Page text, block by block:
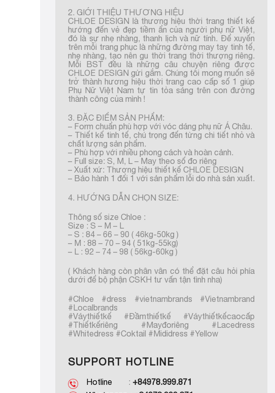
2. GIỚI THIỆU THƯƠNG HIỆU
CHLOE DESIGN là thương hiệu thời trang thiết kế
hướng đến vẻ đẹp tiềm ẩn của người phụ nữ Việt,
đó là sự nhẹ nhàng, thanh lịch và nữ tính. Để xuyến
trên mỗi trang phục là những đường may tay tinh tế,
nhẹ nhàng, tạo nên gu thời trang thời thượng riêng.
Mỗi BST đều là những câu chuyện riêng được
CHLOE DESIGN gửi gắm. Chúng tôi mong muốn sẽ
trở thành hương hiệu thời trang cao cấp số 1 giúp
Phụ Nữ Việt Nam tự tin tỏa sáng trên con đường
thành công của mình !
3. ĐẶC ĐIỂM SẢN PHẨM:
– Form chuẩn phù hợp với vóc dáng phụ nữ Á Châu.
– Thiết kế tinh tế, chú trọng đến từng chi tiết nhỏ và
chất lượng sản phẩm.
– Phù hợp với nhiều phong cách và hoàn cảnh.
– Full size: S, M, L – May theo số đo riêng
– Xuất xứ: Thương hiệu thiết kế CHLOE DESIGN
– Bảo hành 1 đổi 1 với sản phẩm lỗi do nhà sản xuất.
4. HƯỚNG DẪN CHỌN SIZE:
Thông số size Chloe :
Size : S – M – L
– S : 84 – 66 – 90 ( 46kg-50kg )
– M : 88 – 70 – 94 ( 51kg-55kg)
– L : 92 – 74 – 98 ( 56kg-60kg )
( Khách hàng còn phân vân có thể đặt câu hỏi phía
dưới để bộ phận CSKH tư vấn tận tình nha)
#Chloe #dress #vietnambrands #Vietnambrand
#Localbrands
#Váythiếtkế #Đầmthiếtkế #Váythiếtkếcaocấp
#Thiếtkếriêng #Mayđoriêng #Lacedress
#Whitedress #Coktail #Mididress #Yellow
SUPPORT HOTLINE
Hotline : +84978.999.871